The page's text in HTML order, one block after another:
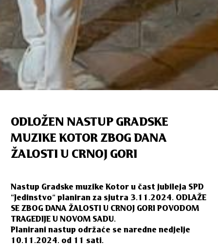
ODLOŽEN NASTUP GRADSKE
MUZIKE KOTOR ZBOG DANA
ŽALOSTI U CRNOJ GORI
Nastup Gradske muzike Kotor u čast jubileja SPD
“Jedinstvo” planiran za sjutra 3.11.2024. ODLAŽE
SE ZBOG DANA ŽALOSTI U CRNOJ GORI POVODOM
TRAGEDIJE U NOVOM SADU.
Planirani nastup održaće se naredne nedjelje
10.11.2024. od 11 sati.